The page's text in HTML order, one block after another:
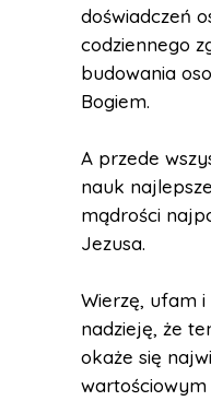
doświadczeń
codziennego
budowania
Bogiem.
A przede
nauk
mądrości
Jezusa.
Wierzę, ufam
nadzieję, że
okaże się
wartościowym